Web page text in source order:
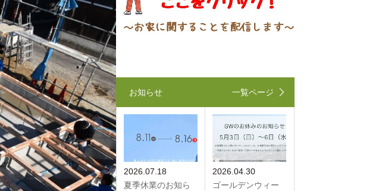
お知らせ 一覧ページ
2026.07.18
夏季休業のお知ら
2026.04.30
ゴールデンウィー